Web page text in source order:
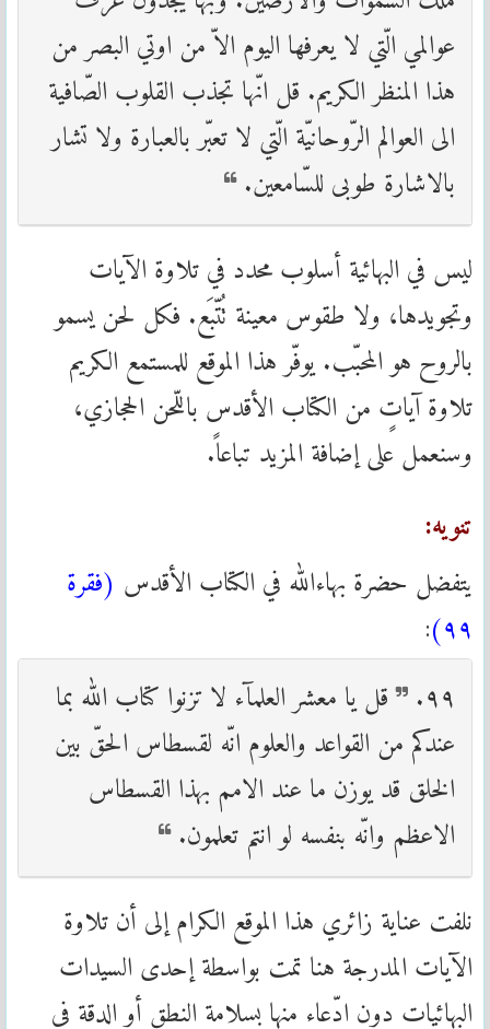
عوالمي الّتي لا يعرفها اليوم الاّ من اوتي البصر من
هذا المنظر الكريم. قل انّها تجذب القلوب الصّافية
الى العوالم الرّوحانيّة الّتي لا تعبّر بالعبارة ولا تشار
بالاشارة طوبى للسّامعين.
ليس في البهائية أسلوب محدد في تلاوة الآيات
وتجويدها، ولا طقوس معينة تُتّبَع. فكل لحن يسمو
بالروح هو المحبّب. يوفّر هذا الموقع للمستمع الكريم
تلاوة آياتٍ من الكتاب الأقدس باللّحن الحجازي،
وسنعمل على إضافة المزيد تباعاً.
تنويه:
يتفضل حضرة بهاءالله في الكتاب الأقدس (فقرة
٩٩) :
٩٩.
قل يا معشر العلمآء لا تزنوا كتاب الله بما
عندكم من القواعد والعلوم انّه لقسطاس الحقّ بين
الخلق قد يوزن ما عند الامم بهذا القسطاس
الاعظم وانّه بنفسه لو انتم تعلمون.
نلفت عناية زائري هذا الموقع الكرام إلى أن تلاوة
الآيات المدرجة هنا تمت بواسطة إحدى السيدات
البهائيات دون ادّعاء منها بسلامة النطق أو الدقة في